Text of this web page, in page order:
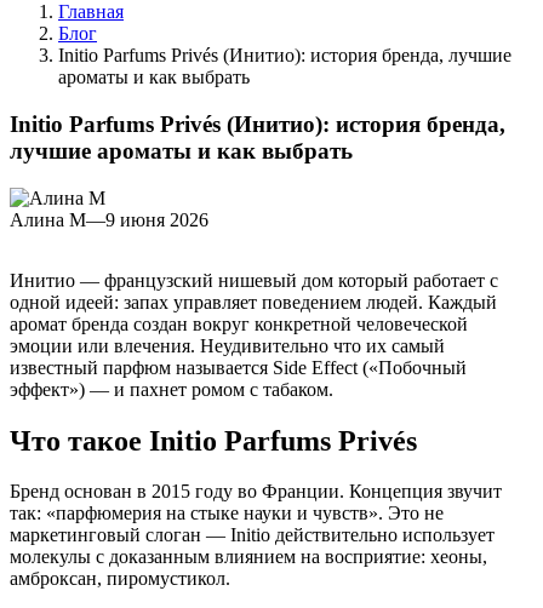
Главная
Блог
Initio Parfums Privés (Инитио): история бренда, лучшие
ароматы и как выбрать
Initio Parfums Privés (Инитио): история бренда,
лучшие ароматы и как выбрать
Алина М—9 июня 2026
Инитио — французский нишевый дом который работает с
одной идеей: запах управляет поведением людей. Каждый
аромат бренда создан вокруг конкретной человеческой
эмоции или влечения. Неудивительно что их самый
известный парфюм называется Side Effect («Побочный
эффект») — и пахнет ромом с табаком.
Что такое Initio Parfums Privés
Бренд основан в 2015 году во Франции. Концепция звучит
так: «парфюмерия на стыке науки и чувств». Это не
маркетинговый слоган — Initio действительно использует
молекулы с доказанным влиянием на восприятие: хеоны,
амброксан, пиромустикол.